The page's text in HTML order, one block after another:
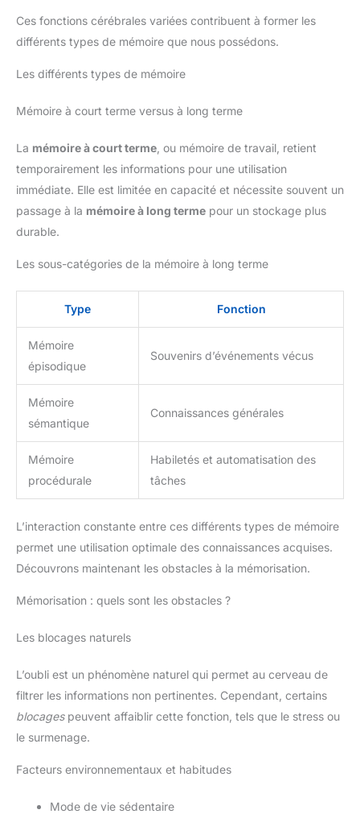
Ces fonctions cérébrales variées contribuent à former les
différents types de mémoire que nous possédons.
Les différents types de mémoire
Mémoire à court terme versus à long terme
La mémoire à court terme , ou mémoire de travail, retient
temporairement les informations pour une utilisation
immédiate. Elle est limitée en capacité et nécessite souvent un
passage à la mémoire à long terme pour un stockage plus
durable.
Les sous-catégories de la mémoire à long terme
Type Fonction
Mémoire
épisodique
Souvenirs d’événements vécus
Mémoire
sémantique
Connaissances générales
Mémoire
procédurale
Habiletés et automatisation des
tâches
L’interaction constante entre ces différents types de mémoire
permet une utilisation optimale des connaissances acquises.
Découvrons maintenant les obstacles à la mémorisation.
Mémorisation : quels sont les obstacles ?
Les blocages naturels
L’oubli est un phénomène naturel qui permet au cerveau de
filtrer les informations non pertinentes. Cependant, certains
blocagespeuvent affaiblir cette fonction, tels que le stress ou
le surmenage.
Facteurs environnementaux et habitudes
Mode de vie sédentaire